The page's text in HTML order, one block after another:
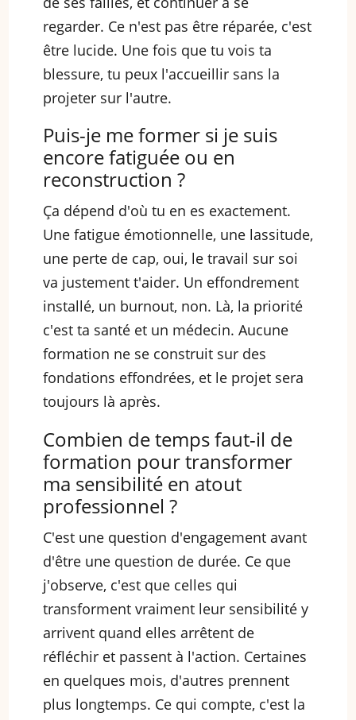
regarder. Ce n'est pas être réparée, c'est
être lucide. Une fois que tu vois ta
blessure, tu peux l'accueillir sans la
projeter sur l'autre.
Puis-je me former si je suis
encore fatiguée ou en
reconstruction ?
Ça dépend d'où tu en es exactement.
Une fatigue émotionnelle, une lassitude,
une perte de cap, oui, le travail sur soi
va justement t'aider. Un effondrement
installé, un burnout, non. Là, la priorité
c'est ta santé et un médecin. Aucune
formation ne se construit sur des
fondations effondrées, et le projet sera
toujours là après.
Combien de temps faut-il de
formation pour transformer
ma sensibilité en atout
professionnel ?
C'est une question d'engagement avant
d'être une question de durée. Ce que
j'observe, c'est que celles qui
transforment vraiment leur sensibilité y
arrivent quand elles arrêtent de
réfléchir et passent à l'action. Certaines
en quelques mois, d'autres prennent
plus longtemps. Ce qui compte, c'est la